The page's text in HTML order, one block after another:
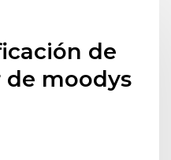
de
moodys